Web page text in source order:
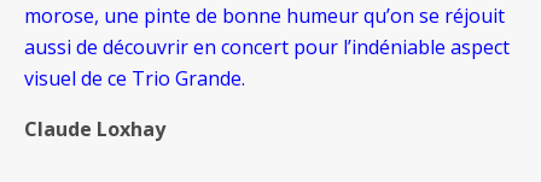
morose, une pinte de bonne humeur qu’on se réjouit
aussi de découvrir en concert pour l’indéniable aspect
visuel de ce Trio Grande.
Claude Loxhay